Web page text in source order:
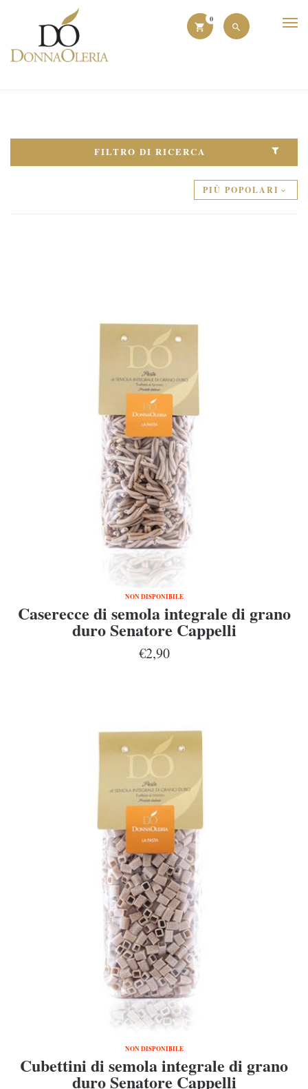
0
FILTRO DI RICERCA
PIÙ POPOLARI
NON DISPONIBILE
Caserecce di semola integrale di grano
duro Senatore Cappelli
€2,90
NON DISPONIBILE
Cubettini di semola integrale di grano
duro Senatore Cappelli